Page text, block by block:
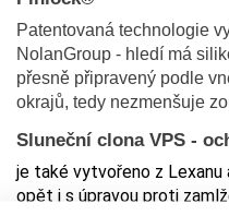
Patentovaná technologie
NolanGroup - hledí má
přesně připravený podle
okrajů, tedy nezmenšuje
Sluneční clona VPS -
je také vytvořeno z Lexanu
opět i s úpravou proti